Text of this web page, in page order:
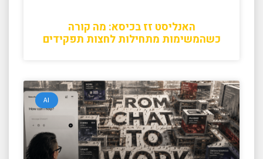
האנליסט זז בכיסא: מה קורה
כשהמשימות מתחילות לחצות תפקידים
AI